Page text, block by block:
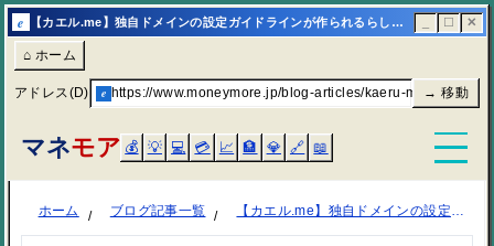
e 【カエル.me】独自ドメインの設定ガイドラインが作られるらしい【アンテナサイト】 | マネモア ☐ ✕
⌂ ホーム
アドレス(D) e https://www.moneymore.jp/blog-articles/kaeru-me-dokuzi-
→ 移動
マネモア 💰 💡 💻 💳 📈 🏦 💎 🔗 📖
ホーム ブログ記事一覧 【カエル.me】独自ドメインの設定ガイドラインが作られるらしい【アンテナサイト】